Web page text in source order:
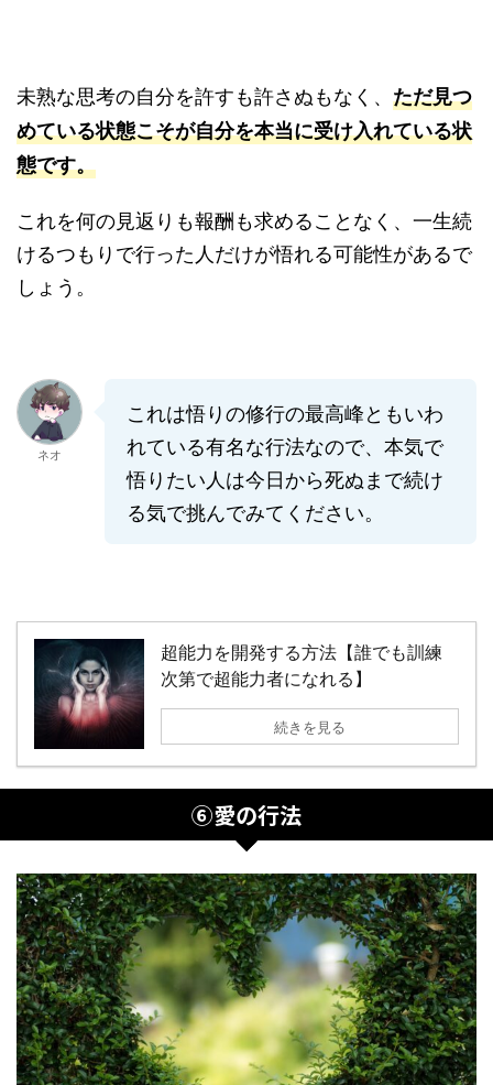
未熟な思考の自分を許すも許さぬもなく、 ただ見つ
めている状態こそが自分を本当に受け入れている状
態です。
これを何の見返りも報酬も求めることなく、一生続
けるつもりで行った人だけが悟れる可能性があるで
しょう。
ネオ
これは悟りの修行の最高峰ともいわ
れている有名な行法なので、本気で
悟りたい人は今日から死ぬまで続け
る気で挑んでみてください。
超能力を開発する方法【誰でも訓練
次第で超能力者になれる】
続きを見る
⑥愛の行法